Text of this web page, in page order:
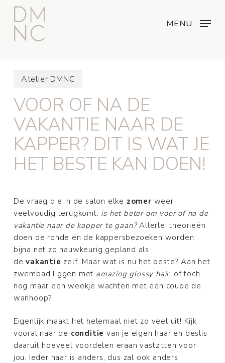
Skip
main
content
MENU
Atelier DMNC
VOOR OF NA DE
VAKANTIE NAAR DE
KAPPER? DIT IS WAT JE
HET BESTE KAN DOEN!
De vraag die in de salon elke zomer weer
veelvoudig terugkomt: is het beter om voor of na de
vakantie naar de kapper te gaan?Allerlei theorieën
doen de ronde en de kappersbezoeken worden
bijna net zo nauwkeurig gepland als
devakantie zelf. Maar wat is nu het beste? Aan het
zwembad liggen met amazing glossy hair, of toch
nog maar een weekje wachten met een coupe de
wanhoop?
Eigenlijk maakt het helemaal niet zo veel uit! Kijk
vooral naar de conditie van je eigen haar en beslis
daaruit hoeveel voordelen eraan vastzitten voor
jou. Ieder haar is anders, dus zal ook anders